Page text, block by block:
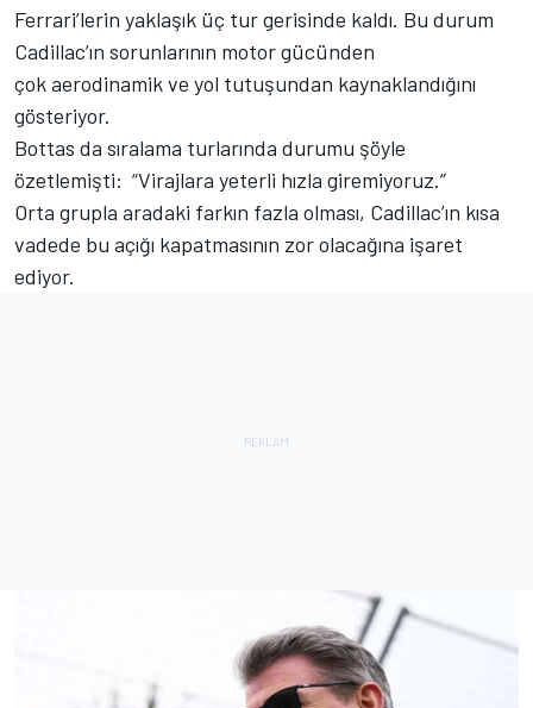
Ferrari’lerin yaklaşık üç tur gerisinde kaldı. Bu durum
Cadillac’ın sorunlarının motor gücünden
çok aerodinamik ve yol tutuşundan kaynaklandığını
gösteriyor.
Bottas da sıralama turlarında durumu şöyle
özetlemişti: “Virajlara yeterli hızla giremiyoruz.”
Orta grupla aradaki farkın fazla olması, Cadillac’ın kısa
vadede bu açığı kapatmasının zor olacağına işaret
ediyor.